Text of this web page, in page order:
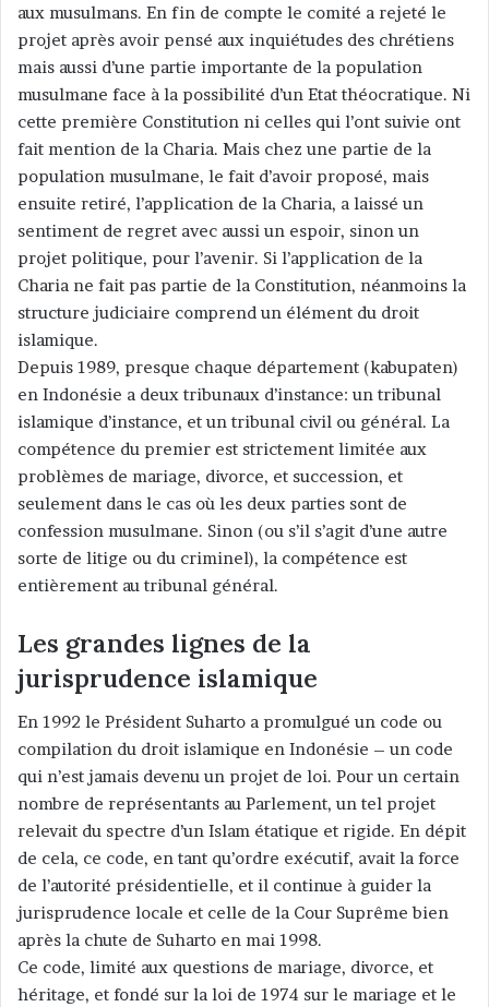
aux musulmans. En fin de compte le comité a rejeté le
projet après avoir pensé aux inquiétudes des chrétiens
mais aussi d’une partie importante de la population
musulmane face à la possibilité d’un Etat théocratique. Ni
cette première Constitution ni celles qui l’ont suivie ont
fait mention de la Charia. Mais chez une partie de la
population musulmane, le fait d’avoir proposé, mais
ensuite retiré, l’application de la Charia, a laissé un
sentiment de regret avec aussi un espoir, sinon un
projet politique, pour l’avenir. Si l’application de la
Charia ne fait pas partie de la Constitution, néanmoins la
structure judiciaire comprend un élément du droit
islamique.
Depuis 1989, presque chaque département (kabupaten)
en Indonésie a deux tribunaux d’instance: un tribunal
islamique d’instance, et un tribunal civil ou général. La
compétence du premier est strictement limitée aux
problèmes de mariage, divorce, et succession, et
seulement dans le cas où les deux parties sont de
confession musulmane. Sinon (ou s’il s’agit d’une autre
sorte de litige ou du criminel), la compétence est
entièrement au tribunal général.
Les grandes lignes de la
jurisprudence islamique
En 1992 le Président Suharto a promulgué un code ou
compilation du droit islamique en Indonésie – un code
qui n’est jamais devenu un projet de loi. Pour un certain
nombre de représentants au Parlement, un tel projet
relevait du spectre d’un Islam étatique et rigide. En dépit
de cela, ce code, en tant qu’ordre exécutif, avait la force
de l’autorité présidentielle, et il continue à guider la
jurisprudence locale et celle de la Cour Suprême bien
après la chute de Suharto en mai 1998.
Ce code, limité aux questions de mariage, divorce, et
héritage, et fondé sur la loi de 1974 sur le mariage et le